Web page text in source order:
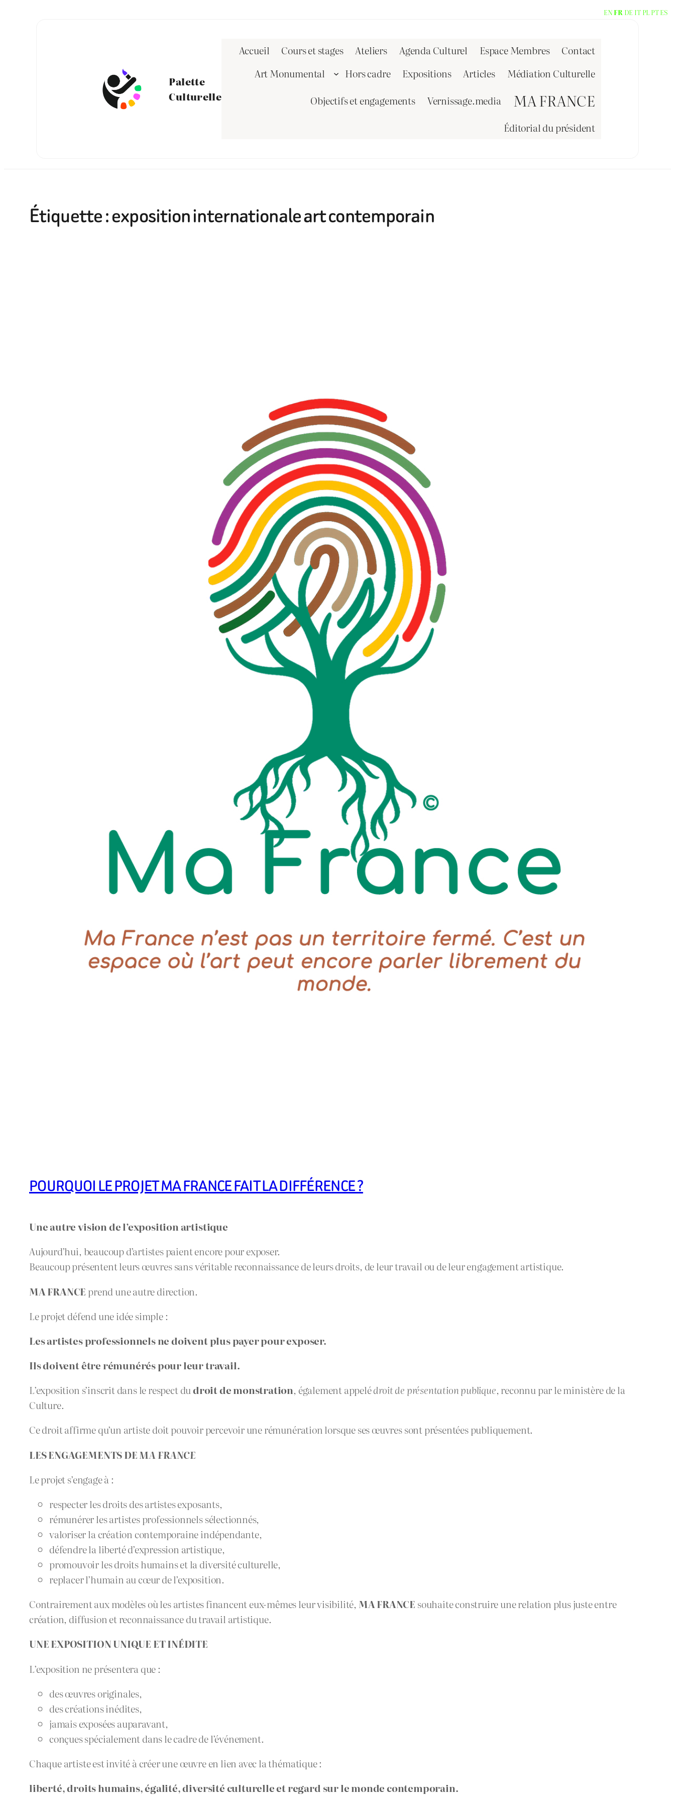
Palette
Culturelle
Accueil Cours et stages Ateliers Agenda Culturel Espace Membres
Contact
Art Monumental
Hors cadre Expositions Articles
Médiation Culturelle
Objectifs et engagements
Vernissage.media MA FRANCE
Éditorial du président
Étiquette :exposition internationale art contemporain
POURQUOI LE PROJET MA FRANCE FAIT LA DIFFÉRENCE ?
Une autre vision de l’exposition artistique
Aujourd’hui, beaucoup d’artistes paient encore pour exposer.
Beaucoup présentent leurs œuvres sans véritable reconnaissance de leurs droits, de leur travail ou de leur engagement artistique.
MA FRANCE prend une autre direction.
Le projet défend une idée simple :
Les artistes professionnels ne doivent plus payer pour exposer.
Ils doivent être rémunérés pour leur travail.
L’exposition s’inscrit dans le respect dudroit de monstration, également appelédroit de présentation publique, reconnu par le ministère de la
Culture.
Ce droit affirme qu’un artiste doit pouvoir percevoir une rémunération lorsque ses œuvres sont présentées publiquement.
LES ENGAGEMENTS DEMA FRANCE
Le projet s’engage à :
respecter les droits des artistes exposants,
rémunérer les artistes professionnels sélectionnés,
valoriser la création contemporaine indépendante,
défendre la liberté d’expression artistique,
promouvoir les droits humains et la diversité culturelle,
replacer l’humain au cœur de l’exposition.
Contrairement aux modèles où les artistes financent eux-mêmes leur visibilité, MA FRANCE souhaite construire une relation plus juste entre
création, diffusion et reconnaissance du travail artistique.
UNE EXPOSITION UNIQUE ET INÉDITE
L’exposition ne présentera que :
des œuvres originales,
des créations inédites,
jamais exposées auparavant,
conçues spécialement dans le cadre de l’événement.
Chaque artiste est invité à créer une œuvre en lien avec la thématique :
liberté, droits humains, égalité, diversité culturelle et regard sur le monde contemporain.
EN FR DE IT PL PTES